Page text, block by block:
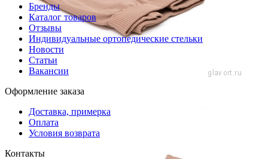
Бренды
Каталог товаров
Отзывы
Индивидуальные ортопедические стельки
Новости
Статьи
Вакансии
Оформление заказа
Доставка, примерка
Оплата
Условия возврата
Контакты